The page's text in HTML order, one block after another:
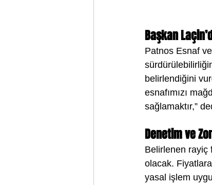
Başkan
Patnos Esnaf
belirlendiğini
esnafımızı
sağlamaktır,”
Denetim ve
Belirlenen rayiç
olacak.
yasal işlem